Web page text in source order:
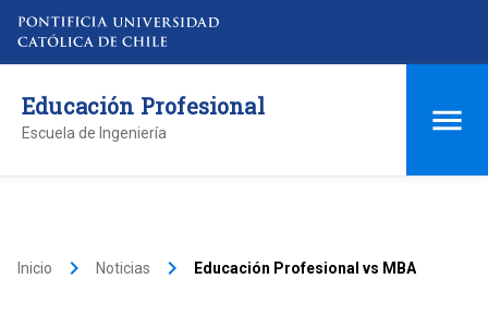
Educación Profesional
Escuela de Ingeniería
Inicio keyboard_arrow_right Noticias keyboard_arrow_right Educación Profesional vs MBA